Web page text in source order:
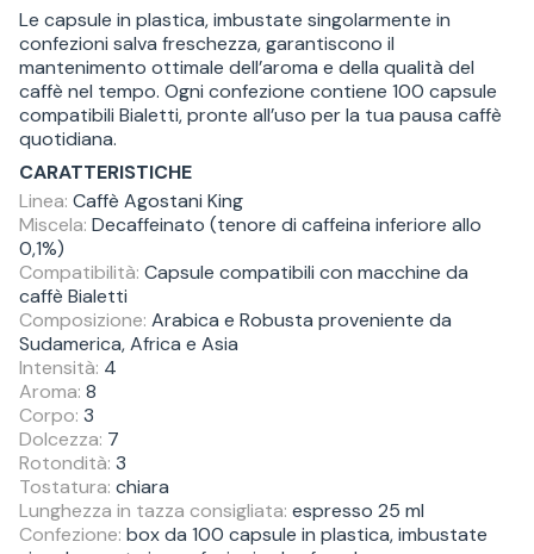
Le capsule in plastica, imbustate singolarmente in
confezioni salva freschezza, garantiscono il
mantenimento ottimale dell’aroma e della qualità del
caffè nel tempo. Ogni confezione contiene 100 capsule
compatibili Bialetti, pronte all’uso per la tua pausa caffè
quotidiana.
CARATTERISTICHE
Linea: Caffè Agostani King
Miscela: Decaffeinato (tenore di caffeina inferiore allo
0,1%)
Compatibilità: Capsule compatibili con macchine da
caffè Bialetti
Composizione: Arabica e Robusta proveniente da
Sudamerica, Africa e Asia
Intensità: 4
Aroma: 8
Corpo: 3
Dolcezza: 7
Rotondità: 3
Tostatura: chiara
Lunghezza in tazza consigliata: espresso 25 ml
Confezione: box da 100 capsule in plastica, imbustate